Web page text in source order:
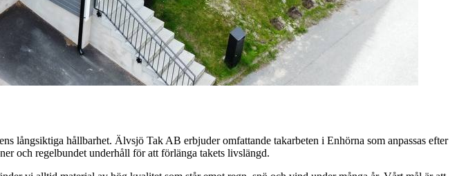
långsiktiga hållbarhet. Älvsjö Tak AB erbjuder omfattande takarbeten i Enhörna som anpassas efter
och regelbundet underhåll för att förlänga takets livslängd.